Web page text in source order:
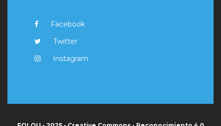
Facebook
Twitter
Instagram